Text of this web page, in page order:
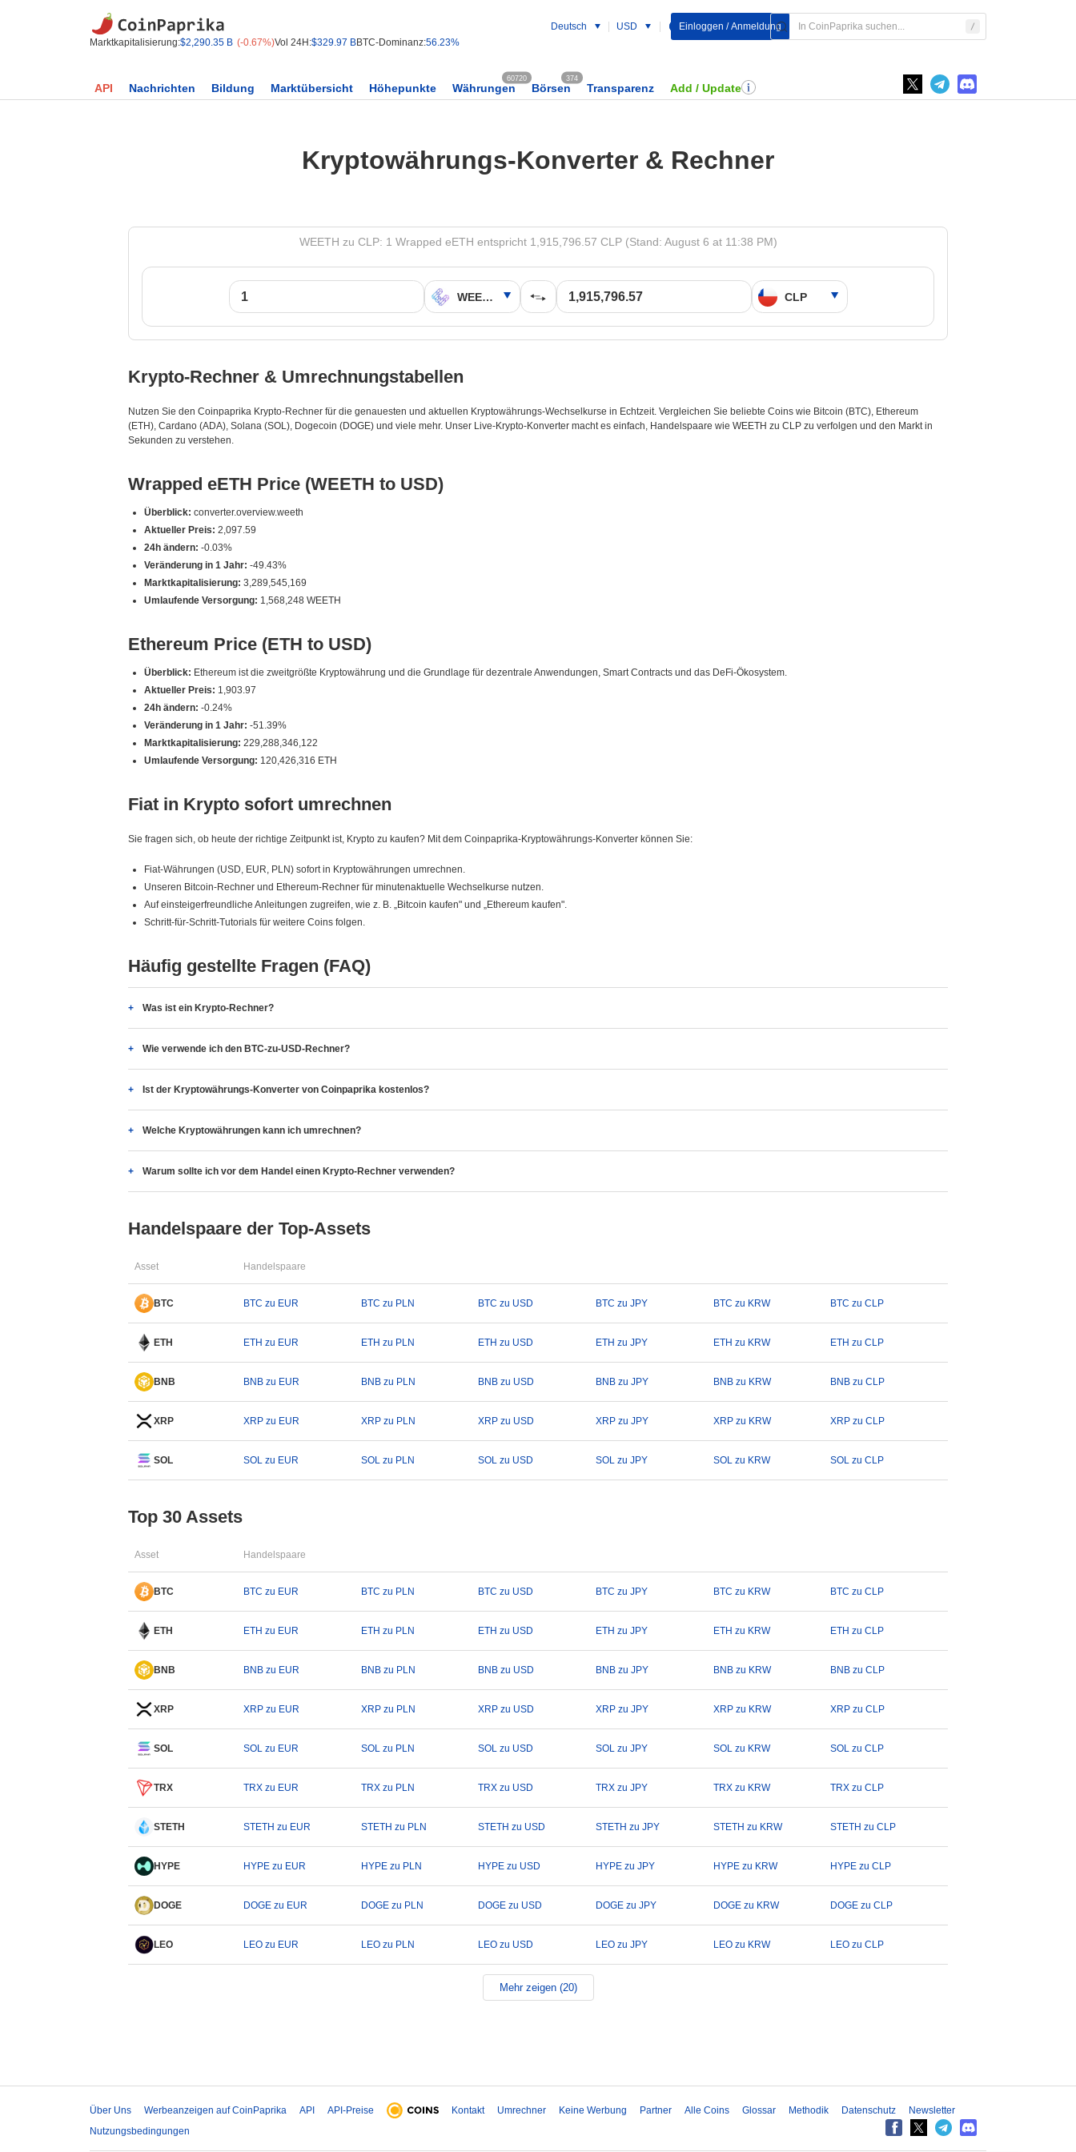
Marktkapitalisierung:$2,290.35 B (-0.67%)Vol 24H:$329.97 BBTC-Dominanz:56.23%
Deutsch USD Einloggen / Anmeldung
API Nachrichten Bildung Marktübersicht Höhepunkte Währungen
60720
Börsen
374
Transparenz Add / Update
Kryptowährungs-Konverter & Rechner
WEETH zu CLP: 1 Wrapped eETH entspricht 1,915,796.57 CLP (Stand: August 6 at 11:38 PM)
Krypto-Rechner & Umrechnungstabellen
Nutzen Sie den Coinpaprika Krypto-Rechner für die genauesten und aktuellen Kryptowährungs-Wechselkurse in Echtzeit. Vergleichen Sie beliebte Coins wie Bitcoin (BTC), Ethereum
(ETH), Cardano (ADA), Solana (SOL), Dogecoin (DOGE) und viele mehr. Unser Live-Krypto-Konverter macht es einfach, Handelspaare wie WEETH zu CLP zu verfolgen und den Markt in
Sekunden zu verstehen.
Wrapped eETH Price (WEETH to USD)
Überblick: converter.overview.weeth
Aktueller Preis: 2,097.59
24h ändern: -0.03%
Veränderung in 1 Jahr: -49.43%
Marktkapitalisierung: 3,289,545,169
Umlaufende Versorgung: 1,568,248 WEETH
Ethereum Price (ETH to USD)
Überblick: Ethereum ist die zweitgrößte Kryptowährung und die Grundlage für dezentrale Anwendungen, Smart Contracts und das DeFi-Ökosystem.
Aktueller Preis: 1,903.97
24h ändern: -0.24%
Veränderung in 1 Jahr: -51.39%
Marktkapitalisierung: 229,288,346,122
Umlaufende Versorgung: 120,426,316 ETH
Fiat in Krypto sofort umrechnen
Sie fragen sich, ob heute der richtige Zeitpunkt ist, Krypto zu kaufen? Mit dem Coinpaprika-Kryptowährungs-Konverter können Sie:
Fiat-Währungen (USD, EUR, PLN) sofort in Kryptowährungen umrechnen.
Unseren Bitcoin-Rechner und Ethereum-Rechner für minutenaktuelle Wechselkurse nutzen.
Auf einsteigerfreundliche Anleitungen zugreifen, wie z. B. „Bitcoin kaufen" und „Ethereum kaufen".
Schritt-für-Schritt-Tutorials für weitere Coins folgen.
Häufig gestellte Fragen (FAQ)
Was ist ein Krypto-Rechner?
Wie verwende ich den BTC-zu-USD-Rechner?
Ist der Kryptowährungs-Konverter von Coinpaprika kostenlos?
Welche Kryptowährungen kann ich umrechnen?
Warum sollte ich vor dem Handel einen Krypto-Rechner verwenden?
Handelspaare der Top-Assets
Asset Handelspaare
BTC BTC zu EUR BTC zu PLN BTC zu USD BTC zu JPY BTC zu KRW BTC zu CLP
ETH ETH zu EUR ETH zu PLN ETH zu USD ETH zu JPY ETH zu KRW ETH zu CLP
BNB BNB zu EUR BNB zu PLN BNB zu USD BNB zu JPY BNB zu KRW BNB zu CLP
XRP XRP zu EUR XRP zu PLN XRP zu USD XRP zu JPY XRP zu KRW XRP zu CLP
SOL SOL zu EUR SOL zu PLN SOL zu USD SOL zu JPY SOL zu KRW SOL zu CLP
Top 30 Assets
Asset Handelspaare
BTC BTC zu EUR BTC zu PLN BTC zu USD BTC zu JPY BTC zu KRW BTC zu CLP
ETH ETH zu EUR ETH zu PLN ETH zu USD ETH zu JPY ETH zu KRW ETH zu CLP
BNB BNB zu EUR BNB zu PLN BNB zu USD BNB zu JPY BNB zu KRW BNB zu CLP
XRP XRP zu EUR XRP zu PLN XRP zu USD XRP zu JPY XRP zu KRW XRP zu CLP
SOL SOL zu EUR SOL zu PLN SOL zu USD SOL zu JPY SOL zu KRW SOL zu CLP
TRX TRX zu EUR TRX zu PLN TRX zu USD TRX zu JPY TRX zu KRW TRX zu CLP
STETH STETH zu EUR STETH zu PLN STETH zu USD STETH zu JPY STETH zu KRW STETH zu CLP
HYPE HYPE zu EUR HYPE zu PLN HYPE zu USD HYPE zu JPY HYPE zu KRW HYPE zu CLP
DOGE DOGE zu EUR DOGE zu PLN DOGE zu USD DOGE zu JPY DOGE zu KRW DOGE zu CLP
LEO LEO zu EUR LEO zu PLN LEO zu USD LEO zu JPY LEO zu KRW LEO zu CLP
Mehr zeigen (20)
Über Uns Werbeanzeigen auf CoinPaprika API API-Preise Kontakt Umrechner Keine Werbung Partner Alle Coins Glossar Methodik Datenschutz
Newsletter
Nutzungsbedingungen